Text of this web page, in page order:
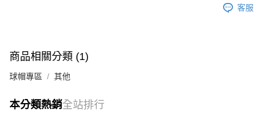
客服
商品相關分類 (1)
球帽專區 其他
本分類熱銷全站排行